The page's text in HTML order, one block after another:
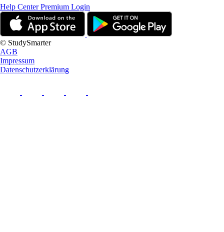
Help CenterPremium Login
© StudySmarter
AGB
Impressum
Datenschutzerklärung